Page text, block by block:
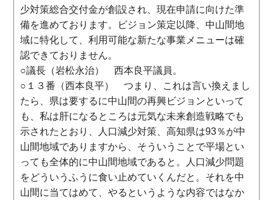
少対策総合交付金が創設され、現在申請に向けた準
備を進めております。ビジョン策定以降、中山間地
域に特化して、利用可能な新たな事業メニューは確
認できておりません。
○議長（岩松永治） 西本良平議員。
○１３番（西本良平） つまり、これは言い換えまし
たら、県は要するに中山間の再興ビジョンといって
も、私は肝になるところは元気な未来創造戦略でも
示されたとおり、人口減少対策、高知県は93％が中
山間地域でありますから、そういうことで平場とい
っても全体的に中山間地域であると。人口減少問題
をどういうふうに食い止めていくんだと。それを中
山間に当てはめて、やるというような内容ではなか